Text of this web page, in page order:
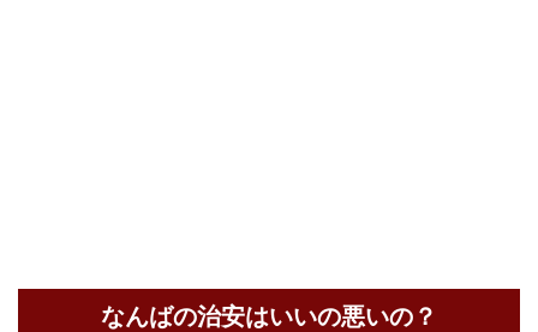
なんばの治安はいいの悪いの？